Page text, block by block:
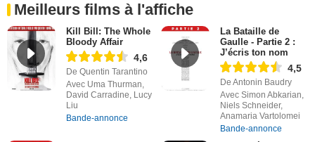
Meilleurs films à l'affiche
Kill Bill: The Whole
Bloody Affair
4,6
De Quentin Tarantino
Avec Uma Thurman,
David Carradine, Lucy
Liu
Bande-annonce
La Bataille de
Gaulle - Partie 2 :
J’écris ton nom
4,5
De Antonin Baudry
Avec Simon Abkarian,
Niels Schneider,
Anamaria Vartolomei
Bande-annonce